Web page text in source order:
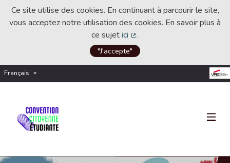
Ce site utilise des cookies. En continuant à parcourir le site,
vous acceptez notre utilisation des cookies. En savoir plus à
ce sujetici
(Lien externe)
.
"J'accepte"
Français Choisir la langue